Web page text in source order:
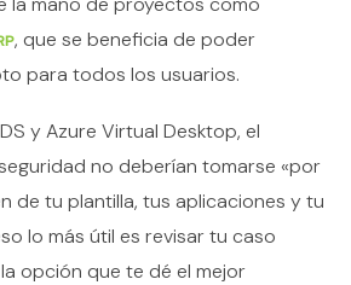
, que se beneficia de poder
para todos los usuarios.
y Azure Virtual Desktop, el
no deberían tomarse «por
de tu plantilla, tus aplicaciones y tu
lo más útil es revisar tu caso
opción que te dé el mejor